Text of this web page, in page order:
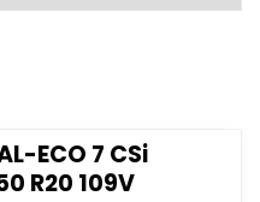
ECO 7 CSi
R20 109V